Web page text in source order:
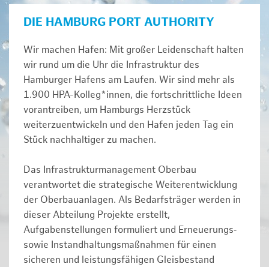
DIE HAMBURG PORT AUTHORITY
Wir machen Hafen: Mit großer Leidenschaft halten
wir rund um die Uhr die Infrastruktur des
Hamburger Hafens am Laufen. Wir sind mehr als
1.900 HPA-Kolleg*innen, die fortschrittliche Ideen
vorantreiben, um Hamburgs Herzstück
weiterzuentwickeln und den Hafen jeden Tag ein
Stück nachhaltiger zu machen.
Das Infrastrukturmanagement Oberbau
verantwortet die strategische Weiterentwicklung
der Oberbauanlagen. Als Bedarfsträger werden in
dieser Abteilung Projekte erstellt,
Aufgabenstellungen formuliert und Erneuerungs‑
sowie Instandhaltungsmaßnahmen für einen
sicheren und leistungsfähigen Gleisbestand